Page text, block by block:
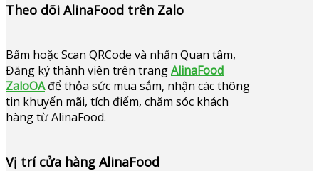
Theo dõi AlinaFood trên Zalo
Bấm hoặcScan QRCode và nhấn Quan tâm,
Đăng ký thành viên trên trangAlinaFood
ZaloOAđể thỏa sức mua sắm, nhận các thông
tin khuyến mãi, tích điểm, chăm sóc khách
hàng từ AlinaFood.
Vị trí cửa hàng AlinaFood